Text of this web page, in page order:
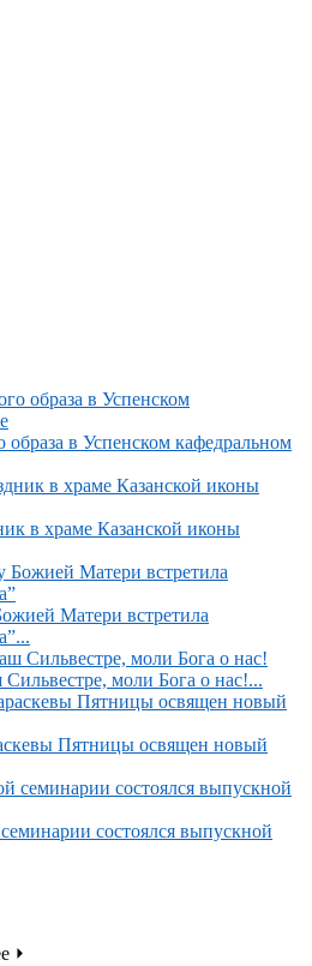
образа в Успенском кафедральном
в храме Казанской иконы
Матери встретила
моли Бога о нас!...
Пятницы освящен новый
состоялся выпускной
⏵